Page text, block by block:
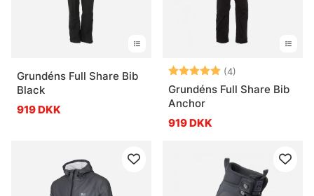
Grundéns Full Share Bib
Black
919 DKK
Vurdering: (4)
Grundéns Full Share Bib
Anchor
919 DKK